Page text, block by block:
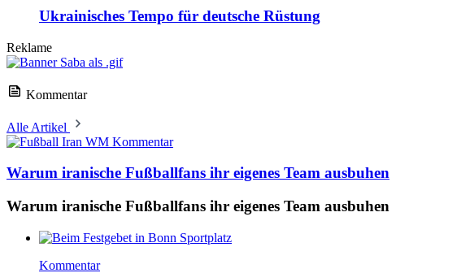
Ukrainisches Tempo für deutsche Rüstung
Reklame
Kommentar
Alle Artikel
Kommentar
Warum iranische Fußballfans ihr eigenes Team ausbuhen
Warum iranische Fußballfans ihr eigenes Team ausbuhen
Kommentar